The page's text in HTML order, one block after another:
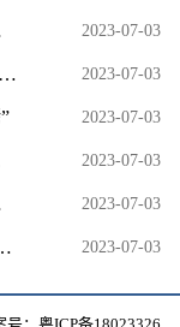
讯 2023-07-03
累计降水354.8毫米，致灾性强！陕西汉中暴雨为何这么强？ 2023-07-03
2023-07-03
2023-07-03
号 2023-07-03
女子并残忍烧伤女子，被检方提起公诉 焦点速看 2023-07-03